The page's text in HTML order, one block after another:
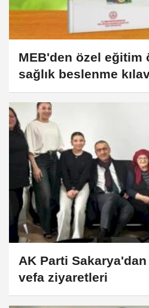
MEB'den özel eğitim
sağlık beslenme
AK Parti
vefa ziyaretleri